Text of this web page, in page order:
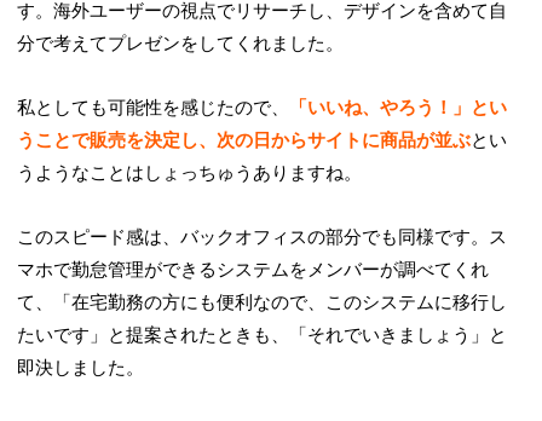
す。海外ユーザーの視点でリサーチし、デザインを含めて自
分で考えてプレゼンをしてくれました。
私としても可能性を感じたので、
「いいね、やろう！」とい
うことで販売を決定し、次の日からサイトに商品が並ぶとい
うようなことはしょっちゅうありますね。
このスピード感は、バックオフィスの部分でも同様です。ス
マホで勤怠管理ができるシステムをメンバーが調べてくれ
て、「在宅勤務の方にも便利なので、このシステムに移行し
たいです」と提案されたときも、「それでいきましょう」と
即決しました。